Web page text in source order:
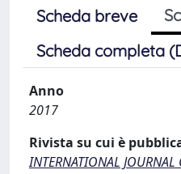
Scheda breve
Scheda completa
Anno
2017
Rivista su cui è
INTERNATIONAL